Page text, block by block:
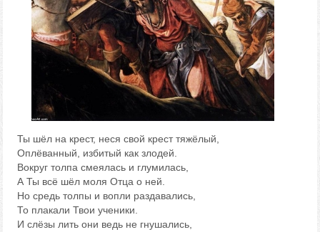
Ты шёл на крест, неся свой крест тяжёлый,
Оплёванный, избитый как злодей.
Вокруг толпа смеялась и глумилась,
А Ты всё шёл моля Отца о ней.
Но средь толпы и вопли раздавались,
То плакали Твои ученики.
И слёзы лить они ведь не гнушались,